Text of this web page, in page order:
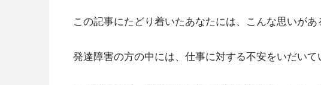
この記事にたどり着いたあなたには、こんな思いがあ
発達障害の方の中には、仕事に対する不安をいだいて